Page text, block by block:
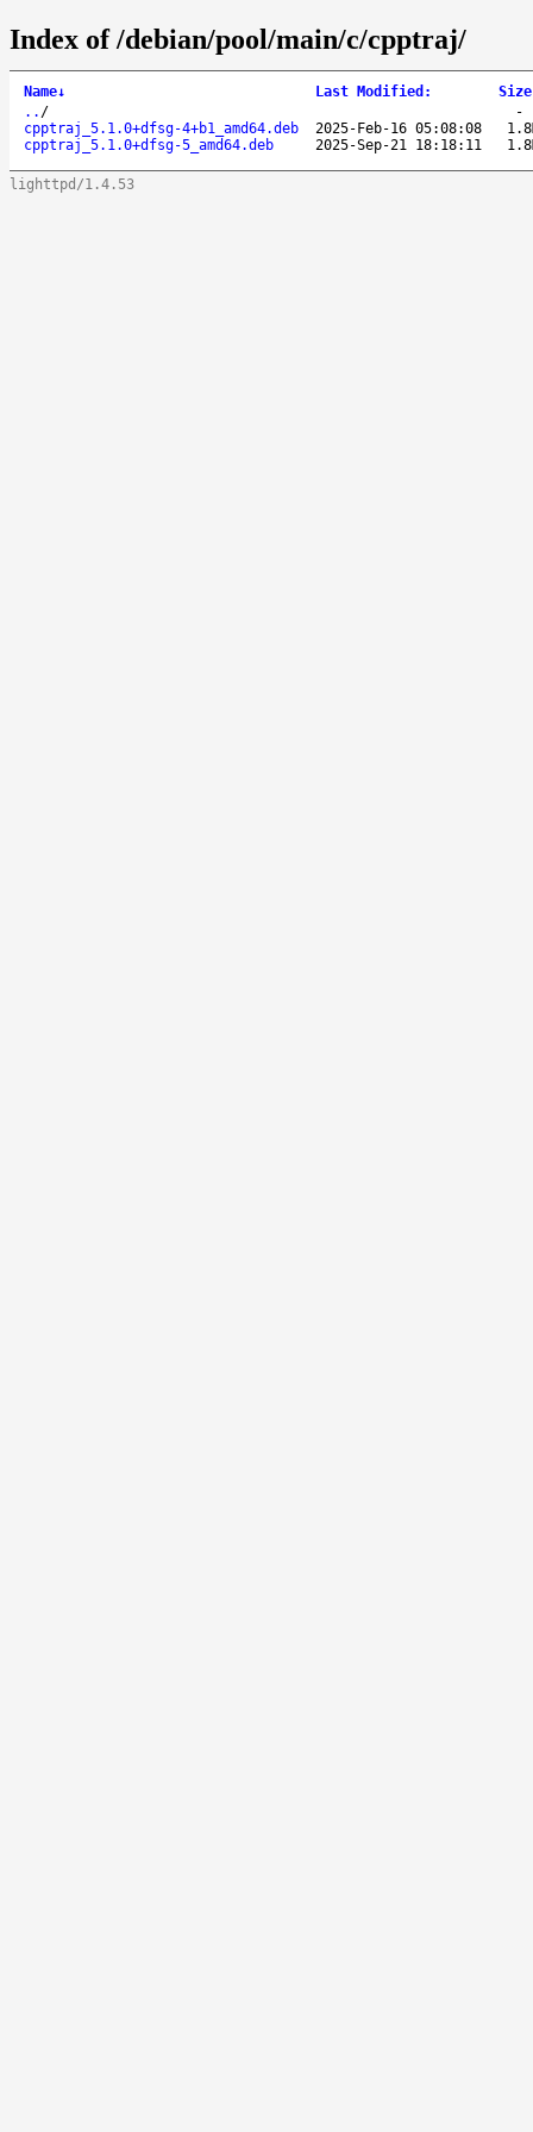
Index of /debian/pool/main/c/cpptraj/
Name↓ Last Modified : Size
.. /
cpptraj_5.1.0+dfsg-4+b1_amd64.deb
2025-Feb-16 05:08:08
cpptraj_5.1.0+dfsg-5_amd64.deb
2025-Sep-21 18:18:11
lighttpd/1.4.53